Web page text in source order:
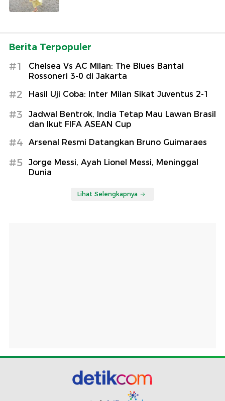
Berita Terpopuler
#1
Chelsea Vs AC Milan: The Blues Bantai
Rossoneri 3-0 di Jakarta
#2 Hasil Uji Coba: Inter Milan Sikat Juventus 2-1
#3
Jadwal Bentrok, India Tetap Mau Lawan Brasil
dan Ikut FIFA ASEAN Cup
#4 Arsenal Resmi Datangkan Bruno Guimaraes
#5
Jorge Messi, Ayah Lionel Messi, Meninggal
Dunia
Lihat Selengkapnya